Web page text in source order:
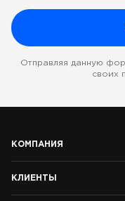
Отправляя данную
своих
КОМПАНИЯ
КЛИЕНТЫ